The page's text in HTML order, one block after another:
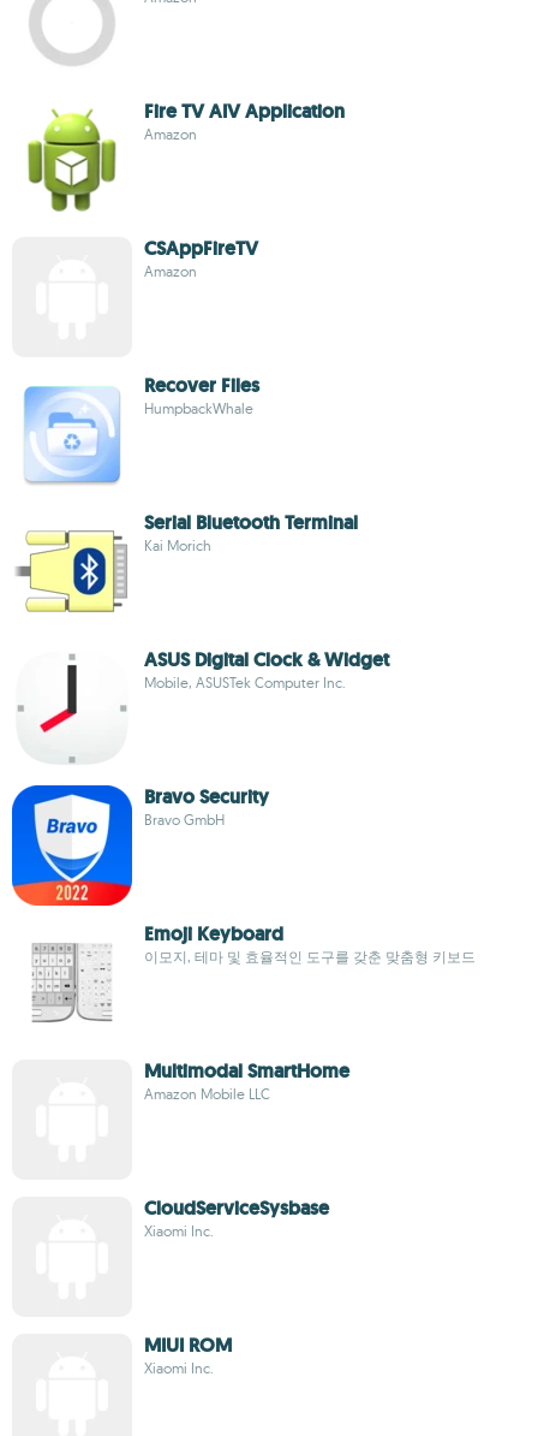
Fire TV AIV Application
Amazon
CSAppFireTV
Amazon
Recover Files
HumpbackWhale
Serial Bluetooth Terminal
Kai Morich
ASUS Digital Clock & Widget
Mobile, ASUSTek Computer Inc.
Bravo Security
Bravo GmbH
Emoji Keyboard
이모지, 테마 및 효율적인 도구를 갖춘 맞춤형 키보드
Multimodal SmartHome
Amazon Mobile LLC
CloudServiceSysbase
Xiaomi Inc.
MIUI ROM
Xiaomi Inc.